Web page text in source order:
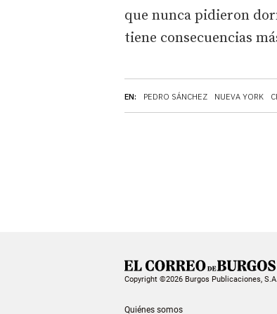
EN: PEDRO SÁNCHEZ NUEVA YORK
que nunca pidieron
tiene consecuencias
Copyright ©2026 Burgos Publicaciones, S.A.
Quiénes somos